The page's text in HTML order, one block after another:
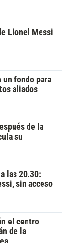
Lionel Messi
un fondo para
aliados
de la
su
las 20.30:
sin acceso
el centro
de la